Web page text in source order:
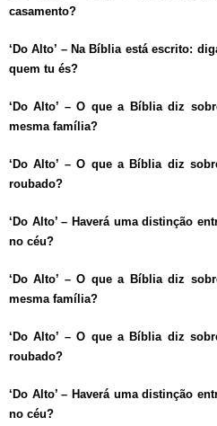
casamento?
‘Do Alto’ – Na Bíblia está escrito:
quem tu és?
‘Do Alto’ – O que a Bíblia diz
mesma família?
‘Do Alto’ – O que a Bíblia diz
roubado?
‘Do Alto’ – Haverá uma distinção
no céu?
‘Do Alto’ – O que a Bíblia diz
mesma família?
‘Do Alto’ – O que a Bíblia diz
roubado?
‘Do Alto’ – Haverá uma distinção
no céu?